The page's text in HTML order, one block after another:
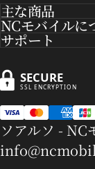
主な商品
NCモバイルに
サポート
SECURE
SSL ENCRYPTION
ソアルソ - NC